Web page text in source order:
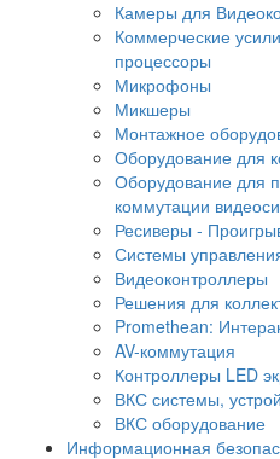
Камеры для
Коммерческие
процессоры
Микрофоны
Микшеры
Монтажное
Оборудование для
Оборудование для
коммутации
Ресиверы -
Системы
Видеоконтроллеры
Решения для
Promethean:
AV-коммутация
Контроллеры LED
ВКС системы,
ВКС оборудование
Информационная